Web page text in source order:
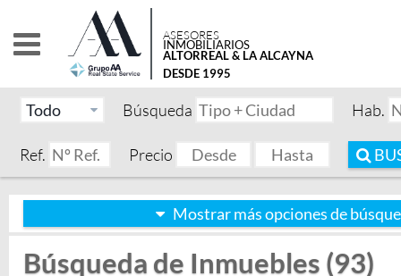
ASESORES
INMOBILIARIOS
ALTORREAL & LA ALCAYNA
DESDE 1995
Búsqueda Hab.
Ref. Precio
Mostrar más opciones de
Búsqueda de Inmuebles (93)